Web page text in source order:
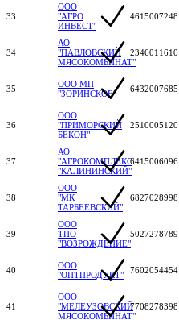
33
ООО
"АГРО
ИНВЕСТ"
4615007248
34
АО
"ПАВЛОВСКИЙ
МЯСОКОМБИНАТ"
2346011610
35
ООО МП
"ЗОРИНСКОЕ"
6432007685
36
ООО
"ПРИМОРСКИЙ
БЕКОН"
2510005120
37
АО
"АГРОКОМПЛЕКС
"КАЛИНИНСКИЙ"
6415006096
38
ООО
"МК
ТАРБЕЕВСКИЙ"
6827028998
39
ООО
ТПО
"ВОЗРОЖДЕНИЕ"
5027278789
40
ООО
"ОПТПРОДУКТ"
7602054454
41
ООО
"МЕЛЕУЗОВСКИЙ
МЯСОКОМБИНАТ"
7708278398